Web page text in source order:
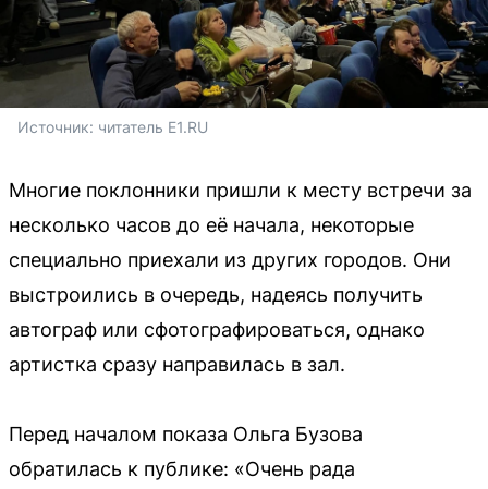
Источник: читатель E1.RU
Многие поклонники пришли к месту встречи за
несколько часов до её начала, некоторые
специально приехали из других городов. Они
выстроились в очередь, надеясь получить
автограф или сфотографироваться, однако
артистка сразу направилась в зал.
Перед началом показа Ольга Бузова
обратилась к публике: «Очень рада